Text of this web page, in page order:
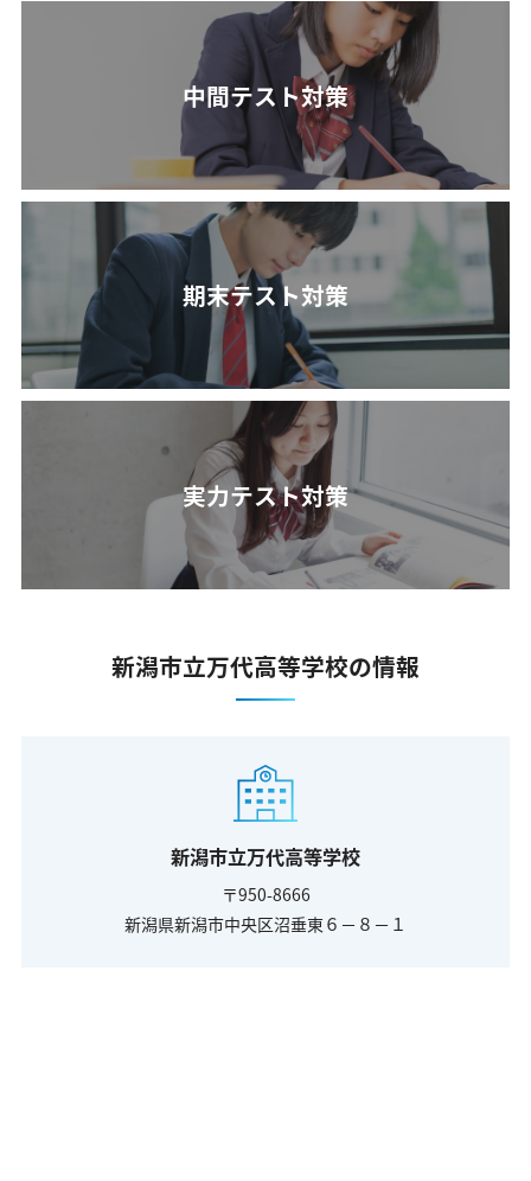
中間テスト対策
期末テスト対策
実力テスト対策
新潟市立万代高等学校の情報
新潟市立万代高等学校
〒950-8666
新潟県新潟市中央区沼垂東６－８－１